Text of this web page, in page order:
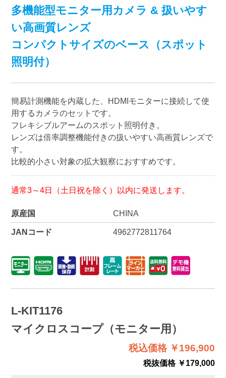
多機能型モニター用カメラ & 扱いやす
い高画質レンズ
コンパクトサイズのベース（スポット
照明付）
簡易計測機能を内蔵した、HDMIモニターに接続して使
用するカメラのセットです。
フレキシブルアームのスポット照明付き。
レンズは倍率調整機能付きの扱いやすい高画質レンズで
す。
比較的小さい対象の拡大観察におすすめです。
通常3～4日（土日祝を除く）以内に発送します。
原産国 CHINA
JANコード 4962772811764
L-KIT1176
マイクロスコープ（モニター用）
税込価格 ￥196,900
税抜価格 ￥179,000